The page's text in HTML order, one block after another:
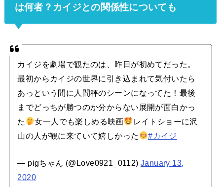
は何者？カイジとの関係性についても
カイジを劇場で観たのは、昨日が初めてだった。
最初からカイジの世界に引き込まれて気付いたら
あっという間に人間秤のシーンになってた！最後
までどっちが勝つのか分からない展開が面白かっ
た
女一人でも楽しめる映画
レイトショーに沢
山の人が観に来ていて嬉しかった
#カイジ
— pigちゃん (@Love0921_0112) January 13,
2020